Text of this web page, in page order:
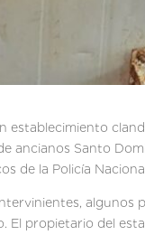
Santo
de la Policía
propietario del